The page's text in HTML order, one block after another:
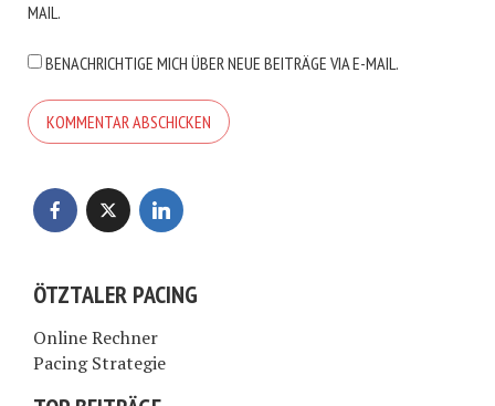
MAIL.
BENACHRICHTIGE MICH ÜBER NEUE BEITRÄGE VIA E-MAIL.
ÖTZTALER PACING
Online Rechner
Pacing Strategie